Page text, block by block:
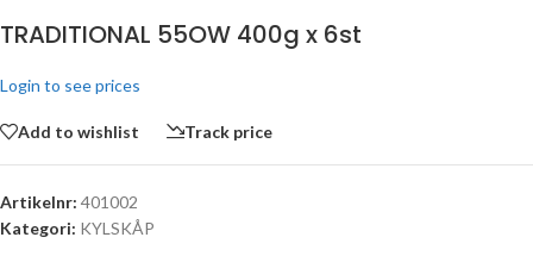
TRADITIONAL 55OW 400g x 6st
Login to see prices
Add to wishlist Track price
Artikelnr: 401002
Kategori: KYLSKÅP